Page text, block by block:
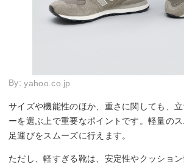
By:yahoo.co.jp
サイズや機能性のほか、重さに関しても、
ーを選ぶ上で重要なポイントです。軽量のス
足運びをスムーズに行えます。
ただし、軽すぎる靴は、安定性やクッショ